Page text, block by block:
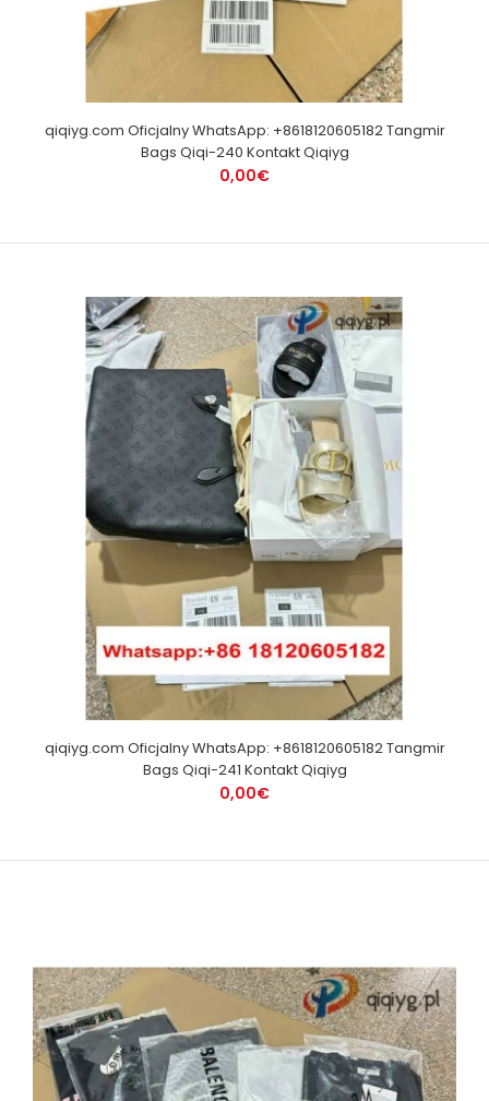
qiqiyg.com Oficjalny WhatsApp: +8618120605182 Tangmir
Bags Qiqi-240 Kontakt Qiqiyg
0,00€
qiqiyg.com Oficjalny WhatsApp: +8618120605182 Tangmir
Bags Qiqi-241 Kontakt Qiqiyg
0,00€